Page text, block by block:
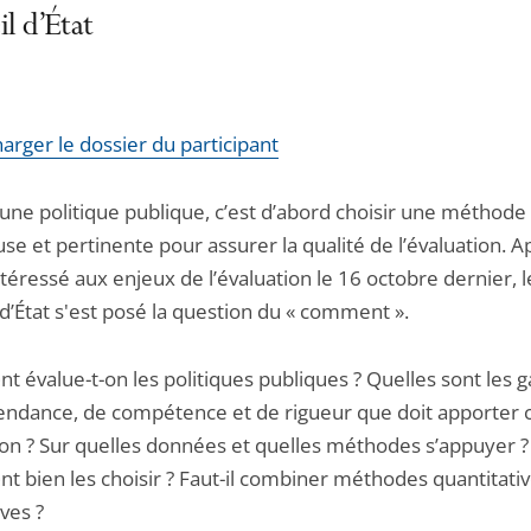
d’État
le dossier du participant
politique publique, c’est d’abord choisir une méthode
et pertinente pour assurer la qualité de l’évaluation.
aux enjeux de l’évaluation le 16 octobre dernier,
s'est posé la question du « comment ».
évalue-t-on les politiques publiques ? Quelles sont les
de compétence et de rigueur que doit apporter
? Sur quelles données et quelles méthodes s’appuyer ?
bien les choisir ? Faut-il combiner méthodes
?